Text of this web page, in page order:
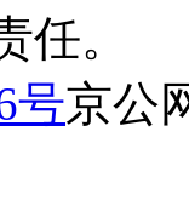
任。
号京公